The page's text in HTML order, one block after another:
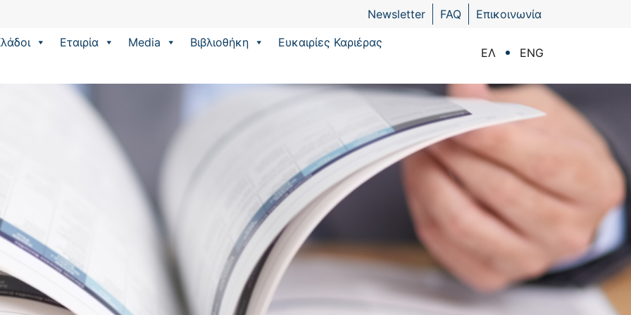
Newsletter FAQ Επικοινωνία
Εταιρία Media Βιβλιοθήκη Eυκαιρίες Καριέρας
ΕΛ ENG